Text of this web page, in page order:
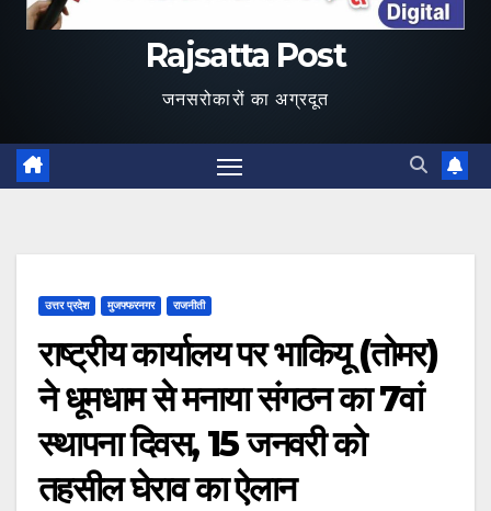
Rajsatta Post
जनसरोकारों का अग्रदूत
उत्तर प्रदेश मुजफ्फरनगर राजनीती
राष्ट्रीय कार्यालय पर भाकियू (तोमर)
ने धूमधाम से मनाया संगठन का 7वां
स्थापना दिवस, 15 जनवरी को
तहसील घेराव का ऐलान